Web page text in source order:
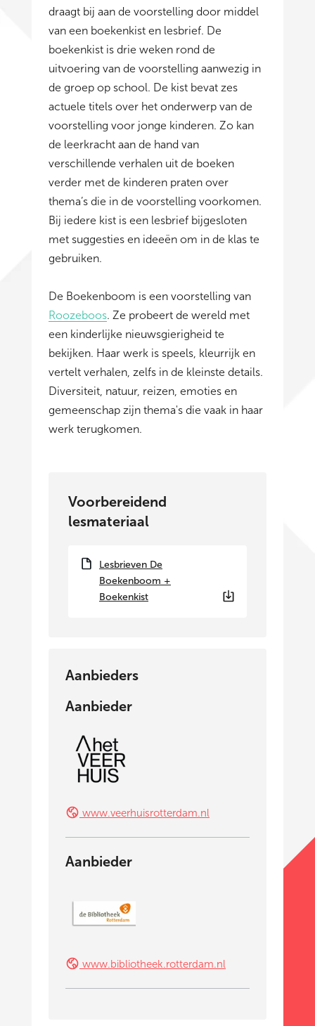
draagt bij aan de voorstelling door middel
van een boekenkist en lesbrief. De
boekenkist is drie weken rond de
uitvoering van de voorstelling aanwezig in
de groep op school. De kist bevat zes
actuele titels over het onderwerp van de
voorstelling voor jonge kinderen. Zo kan
de leerkracht aan de hand van
verschillende verhalen uit de boeken
verder met de kinderen praten over
thema’s die in de voorstelling voorkomen.
Bij iedere kist is een lesbrief bijgesloten
met suggesties en ideeën om in de klas te
gebruiken.
De Boekenboom is een voorstelling van
Roozeboos. Ze probeert de wereld met
een kinderlijke nieuwsgierigheid te
bekijken. Haar werk is speels, kleurrijk en
vertelt verhalen, zelfs in de kleinste details.
Diversiteit, natuur, reizen, emoties en
gemeenschap zijn thema's die vaak in haar
werk terugkomen.
Voorbereidend
lesmateriaal
Lesbrieven De
Boekenboom +
Boekenkist
Aanbieders
Aanbieder
www.veerhuisrotterdam.nl
Aanbieder
www.bibliotheek.rotterdam.nl